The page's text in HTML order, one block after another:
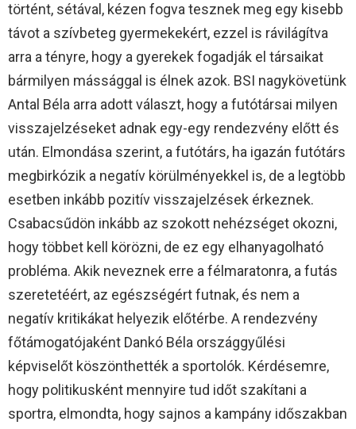
történt, sétával, kézen fogva tesznek meg egy kisebb
távot a szívbeteg gyermekekért, ezzel is rávilágítva
arra a tényre, hogy a gyerekek fogadják el társaikat
bármilyen mássággal is élnek azok. BSI nagykövetünk
Antal Béla arra adott választ, hogy a futótársai milyen
visszajelzéseket adnak egy-egy rendezvény előtt és
után. Elmondása szerint, a futótárs, ha igazán futótárs
megbirkózik a negatív körülményekkel is, de a legtöbb
esetben inkább pozitív visszajelzések érkeznek.
Csabacsűdön inkább az szokott nehézséget okozni,
hogy többet kell körözni, de ez egy elhanyagolható
probléma. Akik neveznek erre a félmaratonra, a futás
szeretetéért, az egészségért futnak, és nem a
negatív kritikákat helyezik előtérbe. A rendezvény
főtámogatójaként Dankó Béla országgyűlési
képviselőt köszönthették a sportolók. Kérdésemre,
hogy politikusként mennyire tud időt szakítani a
sportra, elmondta, hogy sajnos a kampány időszakban